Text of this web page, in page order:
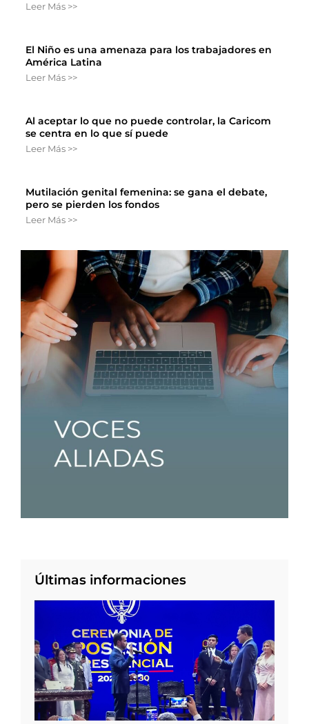
Leer Más >>
El Niño es una amenaza para los trabajadores en
América Latina
Leer Más >>
Al aceptar lo que no puede controlar, la Caricom
se centra en lo que sí puede
Leer Más >>
Mutilación genital femenina: se gana el debate,
pero se pierden los fondos
Leer Más >>
Últimas informaciones